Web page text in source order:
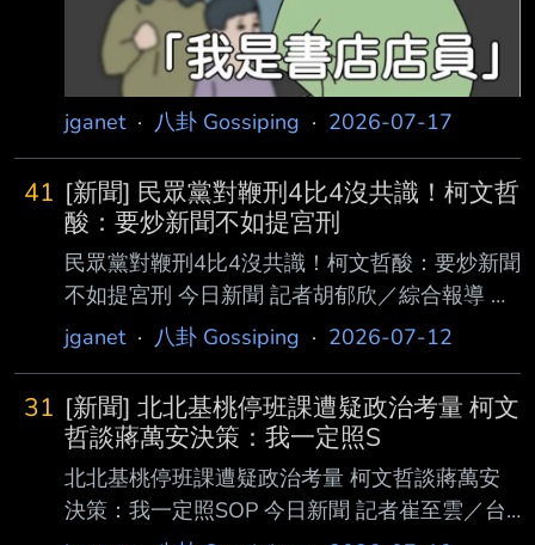
jganet· 八卦 Gossiping · 2026-07-17
41 [新聞] 民眾黨對鞭刑4比4沒共識！柯文哲
酸：要炒新聞不如提宮刑
民眾黨對鞭刑4比4沒共識！柯文哲酸：要炒新聞
不如提宮刑 今日新聞 記者胡郁欣／綜合報導 ，
前民眾黨主席柯文哲今（12）日質疑，鞭 刑能
對強姦犯施以宮刑。但台灣若真要成為 文明國
家，真的還要鞭刑嗎？柯文哲也強調，民眾黨內
部對鞭刑同樣意見分歧，8名立委有4 名反對。
柯文哲今出席民眾黨台中市議員參選人邱于珊競
選活動時，受訪被問及是否和國民黨對鞭刑 難
jganet· 八卦 Gossiping · 2026-07-12
31 [新聞] 北北基桃停班課遭疑政治考量 柯文
哲談蔣萬安決策：我一定照S
北北基桃停班課遭疑政治考量 柯文哲談蔣萬安
決策：我一定照SOP 今日新聞 記者崔至雲／台